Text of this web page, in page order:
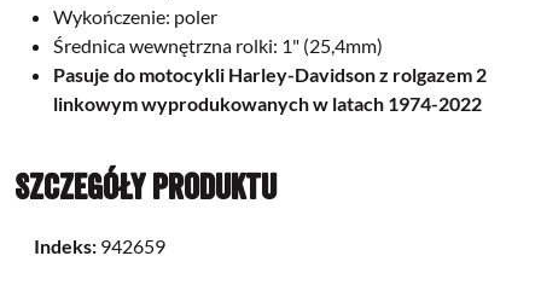
Wykończenie: poler
Średnica wewnętrzna rolki: 1" (25,4mm)
Pasuje do motocykli Harley-Davidson z rolgazem 2
linkowym wyprodukowanych w latach 1974-2022
Szczegóły produktu
Indeks: 942659